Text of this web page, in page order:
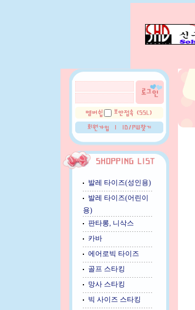
발레 타이즈(성인용)
발레 타이즈(어린이
용)
판타롱, 니삭스
카바
에어로빅 타이즈
골프 스타킹
망사 스타킹
빅 사이즈 스타킹